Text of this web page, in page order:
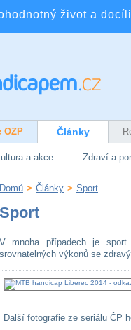
život a
OZP Články
a akce Zdraví a
Domů > Články > Sport
Sport
V mnoha případech je sport
srovnatelných výkonů se
Další fotografie ze seriálu ČP